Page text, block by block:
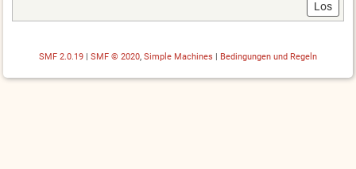
SMF 2.0.19 SMF © 2020, Simple Machines Bedingungen und Regeln